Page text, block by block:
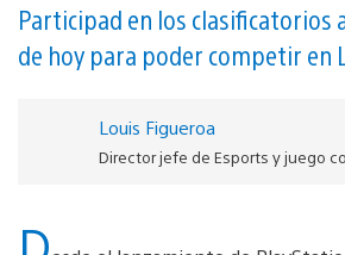
Participad en los
de hoy para poder competir en
Louis Figueroa
Director jefe de Esports y juego